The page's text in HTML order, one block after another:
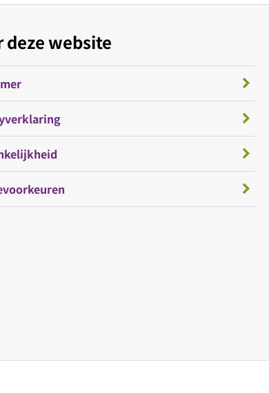
deze website